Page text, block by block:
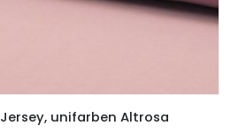
Jersey, unifarben Altrosa